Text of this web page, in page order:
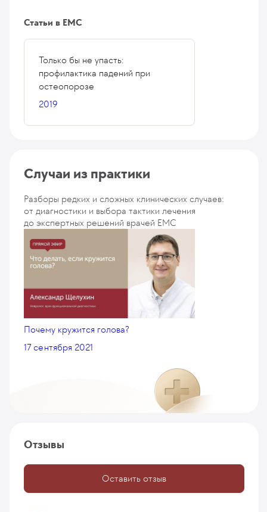
Статьи в ЕМС
Только бы не упасть:
профилактика падений при
остеопорозе
2019
Случаи из практики
Разборы редких и сложных клинических случаев:
от диагностики и выбора тактики лечения
до экспертных решений врачей EMC
Почему кружится голова?
17 сентября 2021
Отзывы
Оставить отзыв